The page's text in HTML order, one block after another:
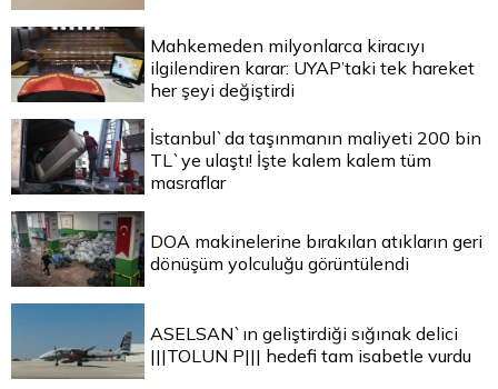
Mahkemeden milyonlarca kiracıyı
ilgilendiren karar: UYAP’taki tek hareket
her şeyi değiştirdi
İstanbul`da taşınmanın maliyeti 200 bin
TL`ye ulaştı! İşte kalem kalem tüm
masraflar
DOA makinelerine bırakılan atıkların geri
dönüşüm yolculuğu görüntülendi
ASELSAN`ın geliştirdiği sığınak delici
|||TOLUN P||| hedefi tam isabetle vurdu